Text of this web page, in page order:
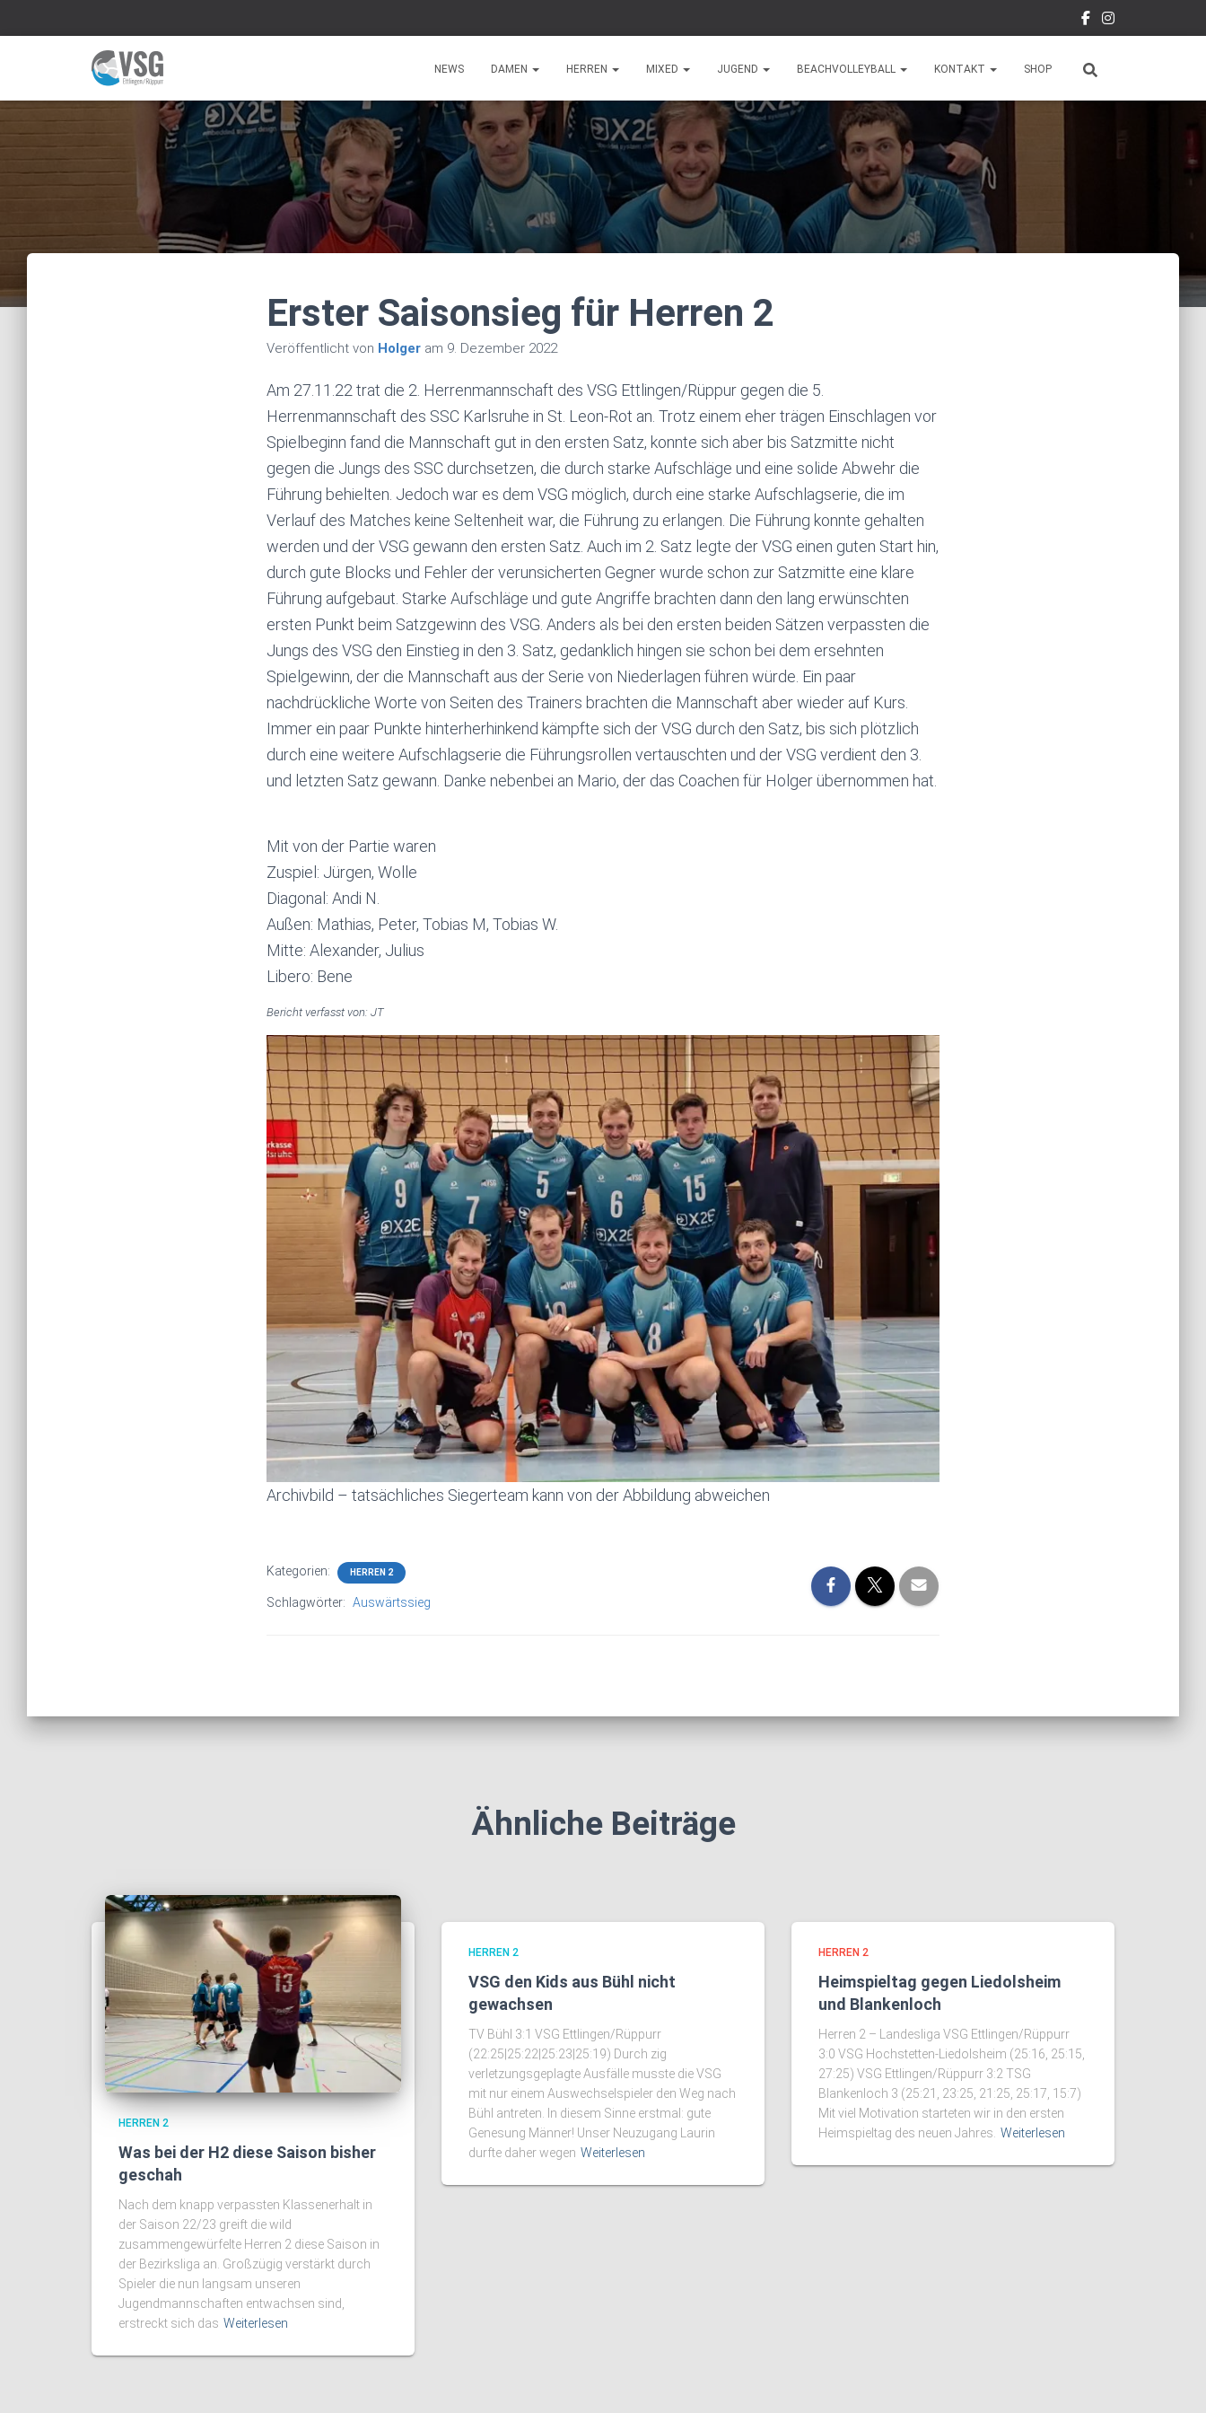
NEWS DAMEN HERREN MIXED JUGEND BEACHVOLLEYBALL KONTAKT SHOP
Erster Saisonsieg für Herren 2
Veröffentlicht von Holger am 9. Dezember 2022
Am 27.11.22 trat die 2. Herrenmannschaft des VSG Ettlingen/Rüppur gegen die 5.
Herrenmannschaft des SSC Karlsruhe in St. Leon-Rot an. Trotz einem eher trägen Einschlagen vor
Spielbeginn fand die Mannschaft gut in den ersten Satz, konnte sich aber bis Satzmitte nicht
gegen die Jungs des SSC durchsetzen, die durch starke Aufschläge und eine solide Abwehr die
Führung behielten. Jedoch war es dem VSG möglich, durch eine starke Aufschlagserie, die im
Verlauf des Matches keine Seltenheit war, die Führung zu erlangen. Die Führung konnte gehalten
werden und der VSG gewann den ersten Satz. Auch im 2. Satz legte der VSG einen guten Start hin,
durch gute Blocks und Fehler der verunsicherten Gegner wurde schon zur Satzmitte eine klare
Führung aufgebaut. Starke Aufschläge und gute Angriffe brachten dann den lang erwünschten
ersten Punkt beim Satzgewinn des VSG. Anders als bei den ersten beiden Sätzen verpassten die
Jungs des VSG den Einstieg in den 3. Satz, gedanklich hingen sie schon bei dem ersehnten
Spielgewinn, der die Mannschaft aus der Serie von Niederlagen führen würde. Ein paar
nachdrückliche Worte von Seiten des Trainers brachten die Mannschaft aber wieder auf Kurs.
Immer ein paar Punkte hinterherhinkend kämpfte sich der VSG durch den Satz, bis sich plötzlich
durch eine weitere Aufschlagserie die Führungsrollen vertauschten und der VSG verdient den 3.
und letzten Satz gewann. Danke nebenbei an Mario, der das Coachen für Holger übernommen hat.
Mit von der Partie waren
Zuspiel: Jürgen, Wolle
Diagonal: Andi N.
Außen: Mathias, Peter, Tobias M, Tobias W.
Mitte: Alexander, Julius
Libero: Bene
Bericht verfasst von: JT
Archivbild – tatsächliches Siegerteam kann von der Abbildung abweichen
Kategorien: HERREN 2
Schlagwörter: Auswärtssieg
Ähnliche Beiträge
HERREN 2
Was bei der H2 diese Saison bisher
geschah
Nach dem knapp verpassten Klassenerhalt in
der Saison 22/23 greift die wild
zusammengewürfelte Herren 2 diese Saison in
der Bezirksliga an. Großzügig verstärkt durch
Spieler die nun langsam unseren
Jugendmannschaften entwachsen sind,
erstreckt sich das Weiterlesen
HERREN 2
VSG den Kids aus Bühl nicht
gewachsen
TV Bühl 3:1 VSG Ettlingen/Rüppurr
(22:25|25:22|25:23|25:19) Durch zig
verletzungsgeplagte Ausfälle musste die VSG
mit nur einem Auswechselspieler den Weg nach
Bühl antreten. In diesem Sinne erstmal: gute
Genesung Männer! Unser Neuzugang Laurin
durfte daher wegen Weiterlesen
HERREN 2
Heimspieltag gegen Liedolsheim
und Blankenloch
Herren 2 – Landesliga VSG Ettlingen/Rüppurr
3:0 VSG Hochstetten-Liedolsheim (25:16, 25:15,
27:25) VSG Ettlingen/Rüppurr 3:2 TSG
Blankenloch 3 (25:21, 23:25, 21:25, 25:17, 15:7)
Mit viel Motivation starteten wir in den ersten
Heimspieltag des neuen Jahres. Weiterlesen